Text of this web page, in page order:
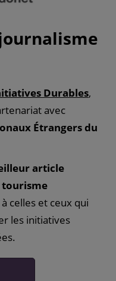
Durables,
avec
Étrangers du
article
tourisme
celles et ceux qui
les initiatives